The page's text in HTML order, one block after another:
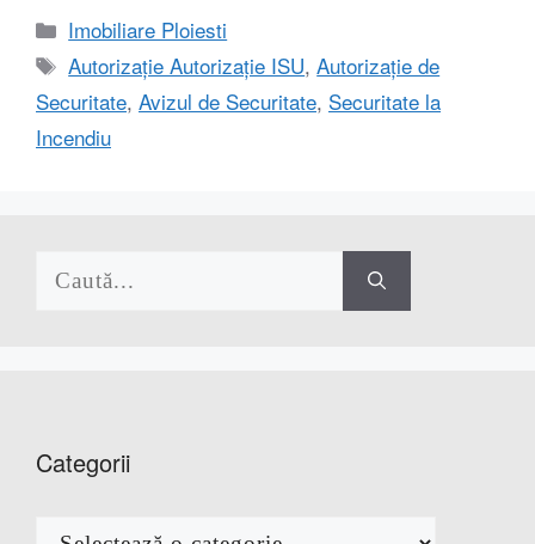
Categorii
Imobiliare Ploiesti
Etichete
Autorizație Autorizație ISU,Autorizație de
Securitate, Avizul de Securitate, Securitate la
Incendiu
după:
Categorii
Categorii